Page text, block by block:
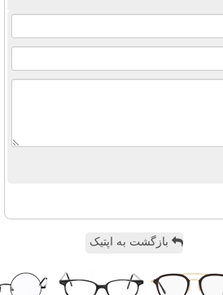
بازگشت به اپتیک